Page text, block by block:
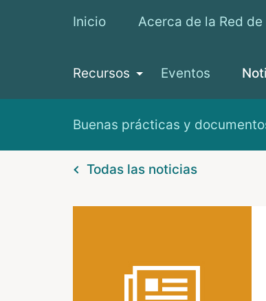
Inicio Acerca de la Red
Recursos
Buenas prácticas y
Eventos
Todas las noticias